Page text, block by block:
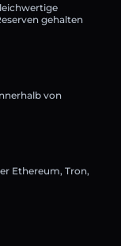
gehalten
von
Ethereum, Tron,